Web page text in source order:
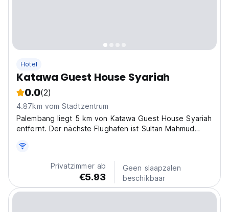
Hotel
Katawa Guest House Syariah
0.0(2)
4.87km vom Stadtzentrum
Palembang liegt 5 km von Katawa Guest House Syariah
entfernt. Der nächste Flughafen ist Sultan Mahmud
entfernt. Katawa Gästehaus Syariah Begrüßen Sie
Privatzimmer ab
€5.93
Geen slaapzalen
beschikbaar